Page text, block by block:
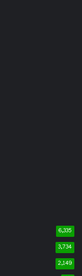
6,335
3,734
2,149